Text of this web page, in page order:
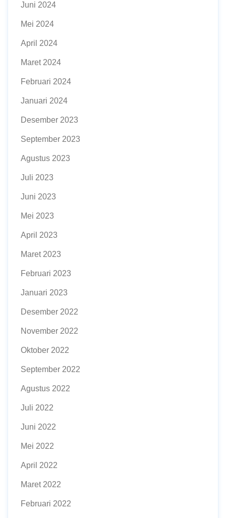
Juni 2024
Mei 2024
April 2024
Maret 2024
Februari 2024
Januari 2024
Desember 2023
September 2023
Agustus 2023
Juli 2023
Juni 2023
Mei 2023
April 2023
Maret 2023
Februari 2023
Januari 2023
Desember 2022
November 2022
Oktober 2022
September 2022
Agustus 2022
Juli 2022
Juni 2022
Mei 2022
April 2022
Maret 2022
Februari 2022